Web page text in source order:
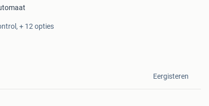
+ 12 opties
Eergisteren